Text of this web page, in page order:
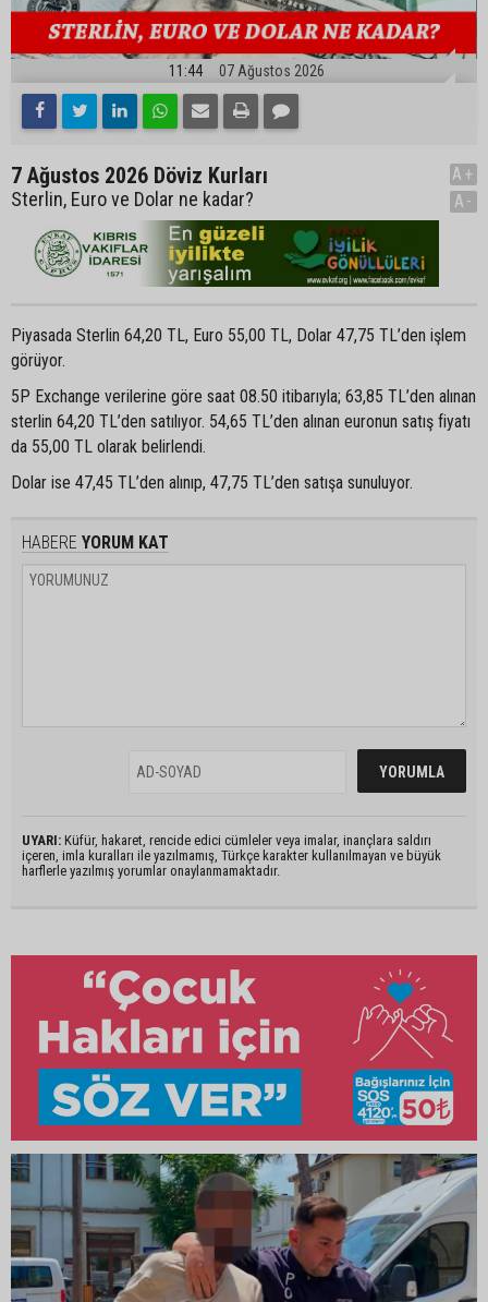
11:44 07 Ağustos 2026
7 Ağustos 2026 Döviz Kurları
Sterlin, Euro ve Dolar ne kadar?
A+
A-
Piyasada Sterlin 64,20 TL, Euro 55,00 TL, Dolar 47,75 TL’den işlem
görüyor.
5P Exchange verilerine göre saat 08.50 itibarıyla; 63,85 TL’den alınan
sterlin 64,20 TL’den satılıyor. 54,65 TL’den alınan euronun satış fiyatı
da 55,00 TL olarak belirlendi.
Dolar ise 47,45 TL’den alınıp, 47,75 TL’den satışa sunuluyor.
HABERE YORUM KAT
UYARI: Küfür, hakaret, rencide edici cümleler veya imalar, inançlara saldırı
içeren, imla kuralları ile yazılmamış, Türkçe karakter kullanılmayan ve büyük
harflerle yazılmış yorumlar onaylanmamaktadır.